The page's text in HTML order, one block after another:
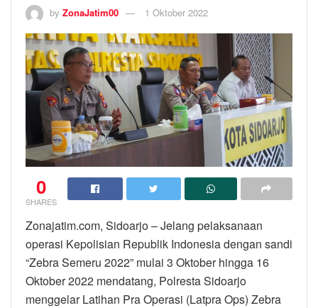
by ZonaJatim00 1 Oktober 2022
0
SHARES
Zonajatim.com, Sidoarjo – Jelang pelaksanaan
operasi Kepolisian Republik Indonesia dengan sandi
“Zebra Semeru 2022” mulai 3 Oktober hingga 16
Oktober 2022 mendatang, Polresta Sidoarjo
menggelar Latihan Pra Operasi (Latpra Ops) Zebra